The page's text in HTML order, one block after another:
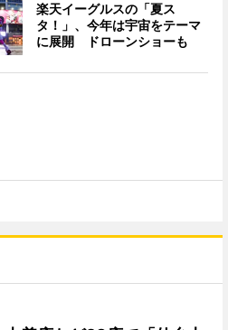
楽天イーグルスの「夏ス
タ！」、今年は宇宙をテーマ
に展開 ドローンショーも